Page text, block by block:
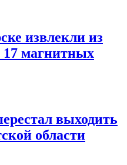
извлекли из
17 магнитных
выходить
области